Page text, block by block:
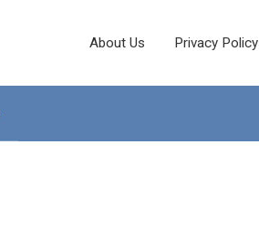
About Us Privacy Policy